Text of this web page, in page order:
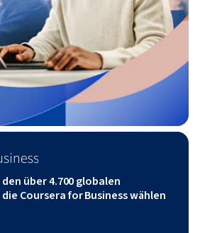
über 4.700 globalen
Coursera for Business wählen